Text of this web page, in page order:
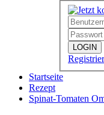
LOGIN
Startseite
Rezept
Spinat-Tomaten